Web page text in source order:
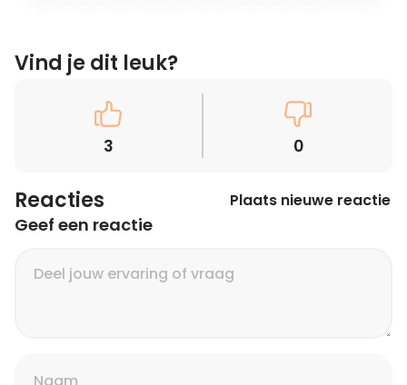
Vind je dit leuk?
3 0
Reacties Plaats nieuwe reactie
Geef een reactie